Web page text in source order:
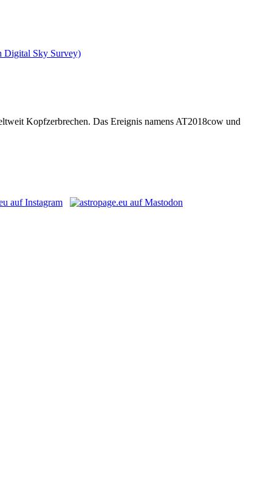
Kopfzerbrechen. Das Ereignis namens AT2018cow und